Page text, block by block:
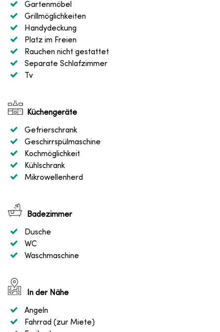
Gartenmöbel
Grillmöglichkeiten
Handydeckung
Platz im Freien
Rauchen nicht gestattet
Separate Schlafzimmer
Tv
Küchengeräte
Gefrierschrank
Geschirrspülmaschine
Kochmöglichkeit
Kühlschrank
Mikrowellenherd
Badezimmer
Dusche
WC
Waschmaschine
In der Nähe
Angeln
Fahrrad (zur Miete)